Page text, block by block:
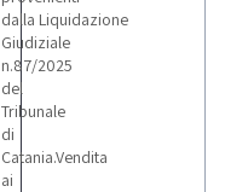
dalla Liquidazione
Giudiziale
n.87/2025
del
Tribunale
di
Catania.Vendita
ai